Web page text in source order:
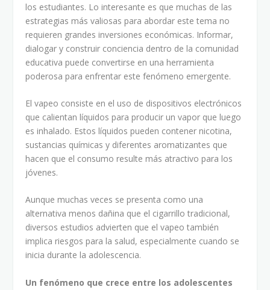
los estudiantes. Lo interesante es que muchas de las
estrategias más valiosas para abordar este tema no
requieren grandes inversiones económicas. Informar,
dialogar y construir conciencia dentro de la comunidad
educativa puede convertirse en una herramienta
poderosa para enfrentar este fenómeno emergente.
El vapeo consiste en el uso de dispositivos electrónicos
que calientan líquidos para producir un vapor que luego
es inhalado. Estos líquidos pueden contener nicotina,
sustancias químicas y diferentes aromatizantes que
hacen que el consumo resulte más atractivo para los
jóvenes.
Aunque muchas veces se presenta como una
alternativa menos dañina que el cigarrillo tradicional,
diversos estudios advierten que el vapeo también
implica riesgos para la salud, especialmente cuando se
inicia durante la adolescencia.
Un fenómeno que crece entre los adolescentes